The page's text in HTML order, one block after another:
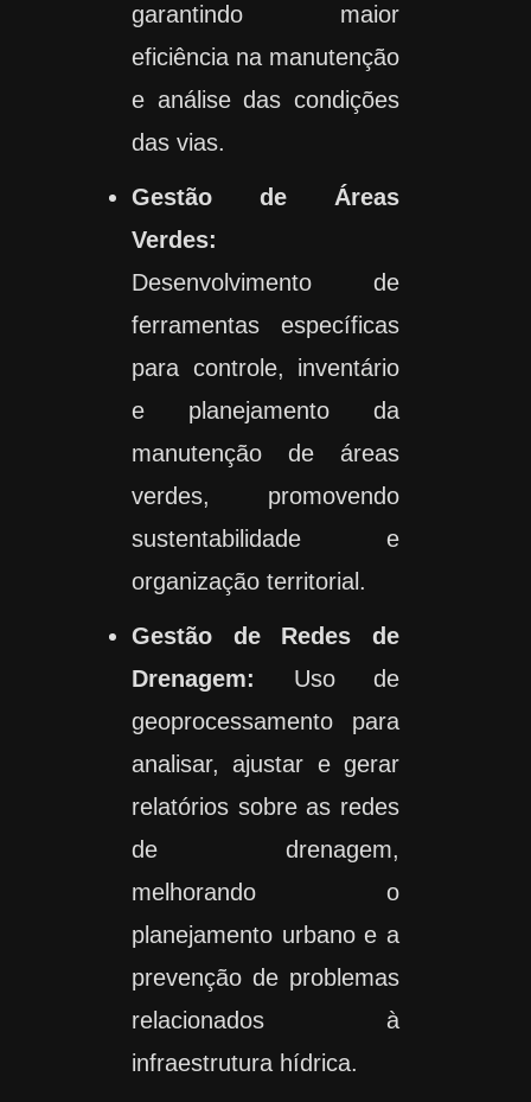
garantindo maior
eficiência na manutenção
e análise das condições
das vias.
Gestão de Áreas
Verdes:
Desenvolvimento de
ferramentas específicas
para controle, inventário
e planejamento da
manutenção de áreas
verdes, promovendo
sustentabilidade e
organização territorial.
Gestão de Redes de
Drenagem: Uso de
geoprocessamento para
analisar, ajustar e gerar
relatórios sobre as redes
de drenagem,
melhorando o
planejamento urbano e a
prevenção de problemas
relacionados à
infraestrutura hídrica.